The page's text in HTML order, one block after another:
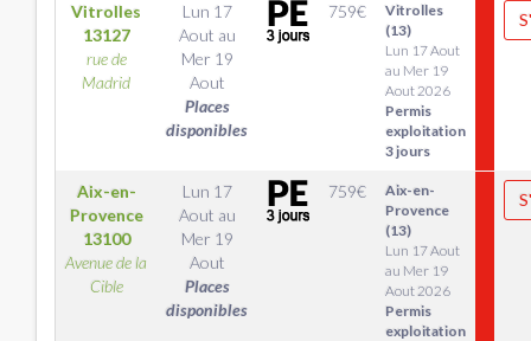
Vitrolles
13127
rue de
Madrid
Lun 17
Aout au
Mer 19
Aout
Places
disponibles
759€
Vitrolles
(13)
Lun 17 Aout
au Mer 19
Aout 2026
Permis
exploitation
3 jours
Aix-en-
Provence
13100
Avenue de la
Cible
Lun 17
Aout au
Mer 19
Aout
Places
disponibles
759€
Aix-en-
Provence
(13)
Lun 17 Aout
au Mer 19
Aout 2026
Permis
exploitation